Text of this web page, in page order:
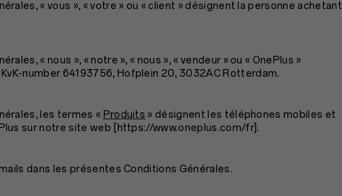
« vous », « votre » ou « client » désignent la personne achetant
« nous », « notre », « nous », « vendeur » ou « OnePlus »
number 64193756, Hofplein 20, 3032AC Rotterdam.
les termes « Produits » désignent les téléphones mobiles et
sur notre site web [ https://www.oneplus.com/fr].
dans les présentes Conditions Générales.